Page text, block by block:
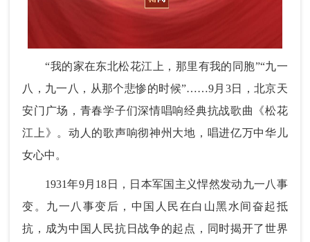
“我的家在东北松花江上，那里有我的同胞”“九一
八，九一八，从那个悲惨的时候”……9月3日，北京天
安门广场，青春学子们深情唱响经典抗战歌曲《松花
江上》。动人的歌声响彻神州大地，唱进亿万中华儿
女心中。
1931年9月18日，日本军国主义悍然发动九一八事
变。九一八事变后，中国人民在白山黑水间奋起抵
抗，成为中国人民抗日战争的起点，同时揭开了世界